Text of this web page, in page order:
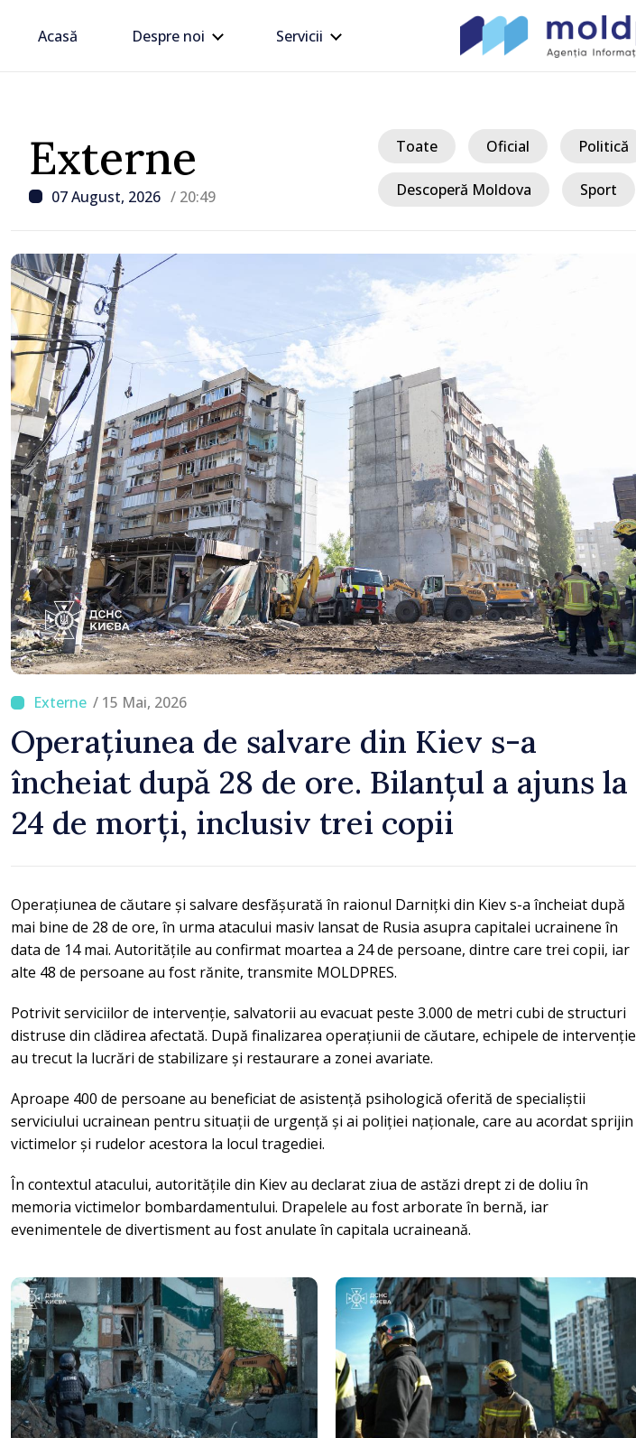
Acasă Despre noi Servicii
Externe
07 August, 2026 / 20:49
Toate Oficial Politică
Descoperă Moldova Sport
/ 15 Mai, 2026
Operațiunea de salvare din Kiev s-a
încheiat după 28 de ore. Bilanțul a ajuns la
24 de morți, inclusiv trei copii
Operațiunea de căutare și salvare desfășurată în raionul Darnițki din Kiev s-a încheiat după
mai bine de 28 de ore, în urma atacului masiv lansat de Rusia asupra capitalei ucrainene în
data de 14 mai. Autoritățile au confirmat moartea a 24 de persoane, dintre care trei copii, iar
alte 48 de persoane au fost rănite, transmite MOLDPRES.
Potrivit serviciilor de intervenție, salvatorii au evacuat peste 3.000 de metri cubi de structuri
distruse din clădirea afectată. După finalizarea operațiunii de căutare, echipele de intervenție
au trecut la lucrări de stabilizare și restaurare a zonei avariate.
Aproape 400 de persoane au beneficiat de asistență psihologică oferită de specialiștii
serviciului ucrainean pentru situații de urgență și ai poliției naționale, care au acordat sprijin
victimelor și rudelor acestora la locul tragediei.
În contextul atacului, autoritățile din Kiev au declarat ziua de astăzi drept zi de doliu în
memoria victimelor bombardamentului. Drapelele au fost arborate în bernă, iar
evenimentele de divertisment au fost anulate în capitala ucraineană.
/ Acum 2 ore
Premierul Vasile Tofan, în discuții
cu Ambasadorul Italiei, Giuseppe
Maria Perricone